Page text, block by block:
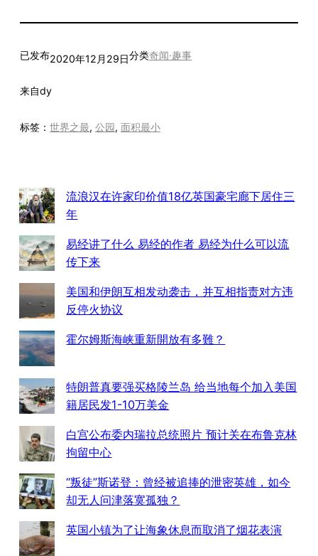
已发布2020年12月29日分类奇闻·趣事
来自dy
标签： 世界之最, 公园, 面积最小
流浪汉在许家印价值18亿英国豪宅廊下居住三
年
易经讲了什么 易经的作者 易经为什么可以流
传下来
美国和伊朗互相发动袭击，并互相指责对方违
反停火协议
霍尔姆斯海峡重新開放有多難？
特朗普真要强买格陵兰岛 给当地每个加入美国
籍居民发1-10万美金
白宫公布委内瑞拉总统照片 预计关在布鲁克林
拘留中心
“叛徒”斯诺登：曾经被追捧的泄密英雄，如今
却无人问津落寞孤独？
英国小镇为了让海象休息而取消了烟花表演